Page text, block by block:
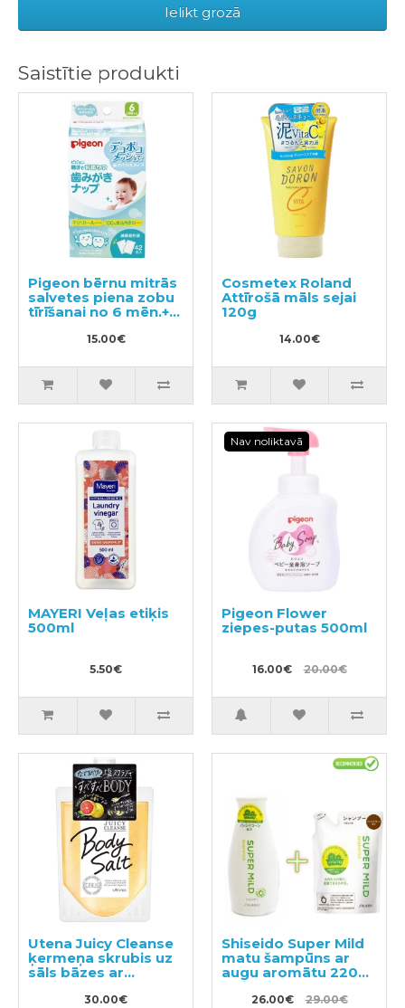
Ielikt grozā
Saistītie produkti
Pigeon bērnu mitrās
salvetes piena zobu
tīrīšanai no 6 mēn.+
15.00€
Cosmetex Roland
Attīrošā māls sejai
120g
14.00€
MAYERI Veļas etiķis
500ml
5.50€
Nav noliktavā
Pigeon Flower
ziepes-putas 500ml
16.00€ 20.00€
Utena Juicy Cleanse
ķermeņa skrubis uz
sāls bāzes ar
greipfrūta aromātu
30.00€
Shiseido Super Mild
matu šampūns ar
augu aromātu 220ml
+ pildviela 400ml
26.00€ 29.00€